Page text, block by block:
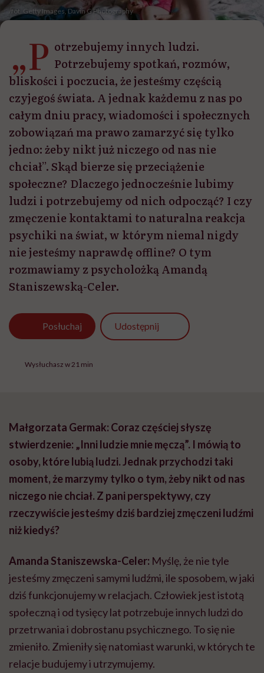
/fot. Getty Images, Davin G Photography
„P otrzebujemy innych ludzi.
Potrzebujemy spotkań, rozmów,
bliskości i poczucia, że jesteśmy częścią
czyjegoś świata. A jednak każdemu z nas po
całym dniu pracy, wiadomości i społecznych
zobowiązań ma prawo zamarzyć się tylko
jedno: żeby nikt już niczego od nas nie
chciał”. Skąd bierze się przeciążenie
społeczne? Dlaczego jednocześnie lubimy
ludzi i potrzebujemy od nich odpocząć? I czy
zmęczenie kontaktami to naturalna reakcja
psychiki na świat, w którym niemal nigdy
nie jesteśmy naprawdę offline? O tym
rozmawiamy z psycholożką Amandą
Staniszewską-Celer.
Posłuchaj Udostępnij
Wysłuchasz w 21 min
Małgorzata Germak: Coraz częściej słyszę
stwierdzenie: „Inni ludzie mnie męczą”. I mówią to
osoby, które lubią ludzi. Jednak przychodzi taki
moment, że marzymy tylko o tym, żeby nikt od nas
niczego nie chciał. Z pani perspektywy, czy
rzeczywiście jesteśmy dziś bardziej zmęczeni ludźmi
niż kiedyś?
Amanda Staniszewska-Celer: Myślę, że nie tyle
jesteśmy zmęczeni samymi ludźmi, ile sposobem, w jaki
dziś funkcjonujemy w relacjach. Człowiek jest istotą
społeczną i od tysięcy lat potrzebuje innych ludzi do
przetrwania i dobrostanu psychicznego. To się nie
zmieniło. Zmieniły się natomiast warunki, w których te
relacje budujemy i utrzymujemy.